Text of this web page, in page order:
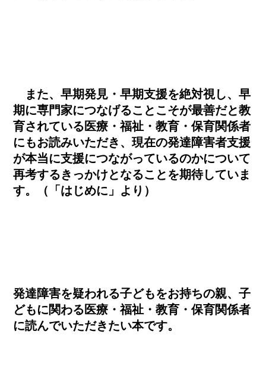
また、早期発見・早期支援を絶対視し、早
期に専門家につなげることこそが最善だと教
育されている医療・福祉・教育・保育関係者
にもお読みいただき、現在の発達障害者支援
が本当に支援につながっているのかについて
再考するきっかけとなることを期待していま
す。（「はじめに」より）
発達障害を疑われる子どもをお持ちの親、子
どもに関わる医療・福祉・教育・保育関係者
に読んでいただきたい本です。